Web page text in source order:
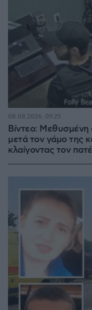
Βίντεο:
μετά τον γάμο της
κλαίγοντας τον
08.08.2026, 09:25